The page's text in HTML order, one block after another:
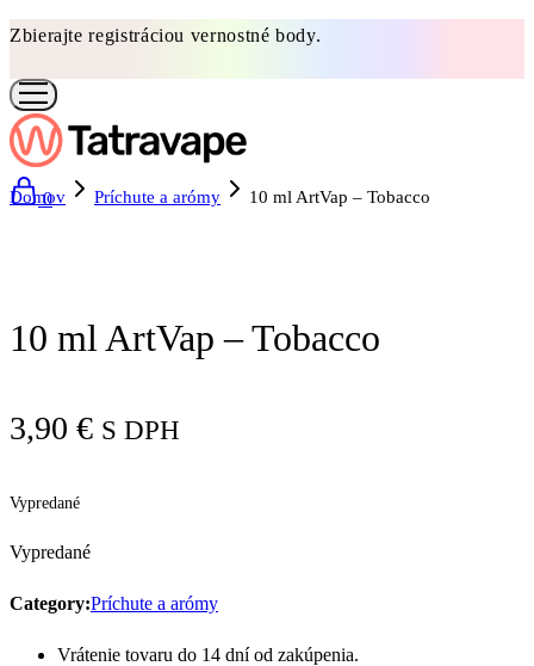
Zbierajte registráciou vernostné body.
0
Domov Príchute a arómy 10 ml ArtVap – Tobacco
10 ml ArtVap – Tobacco
3,90 € S DPH
Vypredané
Vypredané
Category:Príchute a arómy
Vrátenie tovaru do 14 dní od zakúpenia.